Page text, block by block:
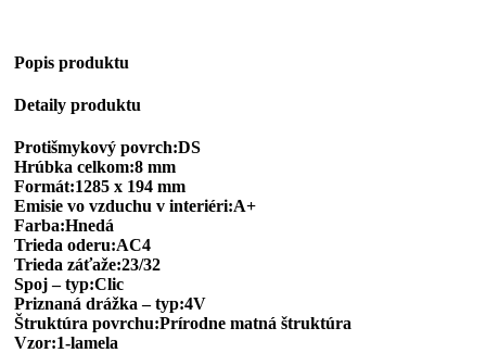
Popis produktu
Detaily produktu
Protišmykový povrch:DS
Hrúbka celkom:8 mm
Formát:1285 x 194 mm
Emisie vo vzduchu v interiéri:A+
Farba:Hnedá
Trieda oderu:AC4
Trieda záťaže:23/32
Spoj – typ:Clic
Priznaná drážka – typ:4V
Štruktúra povrchu:Prírodne matná štruktúra
Vzor:1-lamela